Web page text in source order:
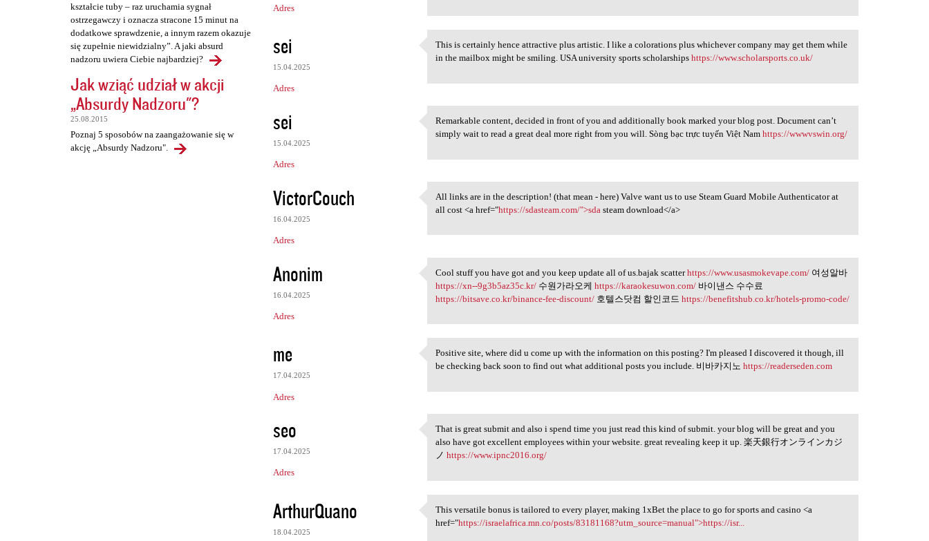
kształcie tuby – raz uruchamia sygnał
ostrzegawczy i oznacza stracone 15 minut na
dodatkowe sprawdzenie, a innym razem okazuje
się zupełnie niewidzialny”. A jaki absurd
nadzoru uwiera Ciebie najbardziej?
Jak wziąć udział w akcji
„Absurdy Nadzoru"?
25.08.2015
Poznaj 5 sposobów na zaangażowanie się w
akcję „Absurdy Nadzoru".
Adres
sei
15.04.2025
Adres
This is certainly hence
This is certainly hence attractive plus artistic. I like a colorations plus whichever company may get them while
in the mailbox might be smiling. USA university sports scholarshipshttps://www.scholarsports.co.uk/
sei
15.04.2025
Adres
Remarkable content, decided
Remarkable content, decided in front of you and additionally book marked your blog post. Document can’t
simply wait to read a great deal more right from you will. Sòng bạc trực tuyến Việt Namhttps://wwwvswin.org/
VictorCouch
16.04.2025
Adres
All links are in the
All links are in the description! (that mean - here) Valve want us to use Steam Guard Mobile Authenticator at
all cost <a href="https://sdasteam.com/">sda steam download</a>
Anonim
16.04.2025
Adres
Cool stuff you have got and
Cool stuff you have got and you keep update all of us.bajak scatterhttps://www.usasmokevape.com/ 여성알바
https://xn--9g3b5az35c.kr/ 수원가라오케https://karaokesuwon.com/ 바이낸스 수수료
https://bitsave.co.kr/binance-fee-discount/ 호텔스닷컴 할인코드https://benefitshub.co.kr/hotels-promo-code/
me
17.04.2025
Adres
Positive site, where did u
Positive site, where did u come up with the information on this posting? I'm pleased I discovered it though, ill
be checking back soon to find out what additional posts you include. 비바카지노https://readerseden.com
seo
17.04.2025
Adres
That is great submit and also
That is great submit and also i spend time you just read this kind of submit. your blog will be great and you
also have got excellent employees within your website. great revealing keep it up. 楽天銀行オンラインカジ
ノhttps://www.ipnc2016.org/
ArthurQuano
18.04.2025
This versatile bonus is
This versatile bonus is tailored to every player, making 1xBet the place to go for sports and casino <a
href="https://israelafrica.mn.co/posts/83181168?utm_source=manual">https://isr...